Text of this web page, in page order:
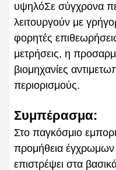
υψηλόΣε σύγχρονα
λειτουργούν με
φορητές
μετρήσεις, η
βιομηχανίες
περιορισμούς.
Συμπέρασμα:
Στο παγκόσμιο
προμήθεια
επιστρέψει στα